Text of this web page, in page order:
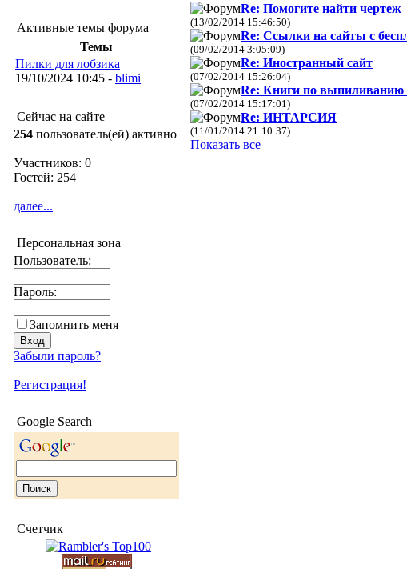
Активные темы форума
Темы
Пилки для лобзика
19/10/2024 10:45 - blimi
Сейчас на сайте
254 пользователь(ей) активно
Участников: 0
Гостей: 254
далее...
Персональная зона
Пользователь:
Пароль:
Запомнить меня
Забыли пароль?
Регистрация!
Google Search
Счетчик
Re: Помогите найти чертеж
(13/02/2014 15:46:50)
Re: Ссылки на сайты с
(09/02/2014 3:05:09)
Re: Иностранный сайт
(07/02/2014 15:26:04)
Re: Книги по выпиливанию
(07/02/2014 15:17:01)
Re: ИНТАРСИЯ
(11/01/2014 21:10:37)
Показать все